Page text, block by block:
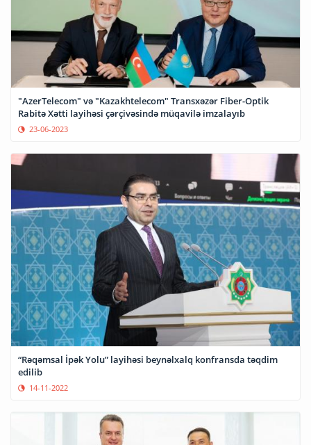
"AzerTelecom" və "Kazakhtelecom" Transxəzər Fiber-Optik
Rabitə Xətti layihəsi çərçivəsində müqavilə imzalayıb
23-06-2023
“Rəqəmsal İpək Yolu” layihəsi beynəlxalq konfransda təqdim
edilib
14-11-2022